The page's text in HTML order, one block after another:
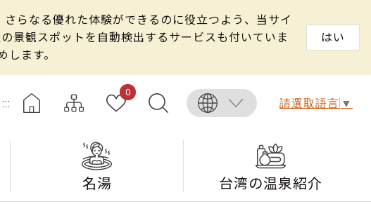
らなる優れた体験ができるのに役立つよう、当サイ
景観スポットを自動検出するサービスも付いていま
ます。
はい
:::
0
請選取語言 ▼
名湯 台湾の温泉紹介